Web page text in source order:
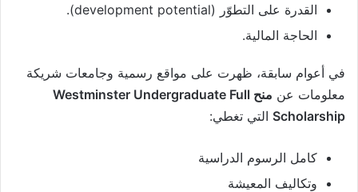
القدرة على التطوّر (development potential).
الحاجة المالية.
في أعوام سابقة، ظهرت على مواقع رسمية وجامعات شريكة
معلومات عن
منح Westminster Undergraduate Full
Scholarship التي تغطي:
كامل الرسوم الدراسية
وتكاليف المعيشة